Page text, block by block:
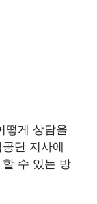
떻게 상담을
단 지사에
수 있는 방